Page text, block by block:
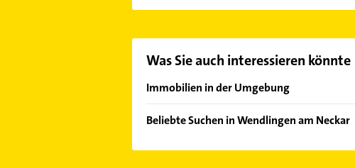
Was Sie auch interessieren könnte
Immobilien in der Umgebung
Köngen
Wernau (Neckar)
Beliebte Suchen in Wendlingen am Neckar